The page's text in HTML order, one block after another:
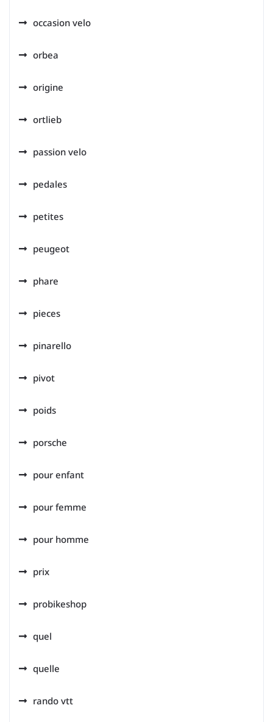
occasion velo
orbea
origine
ortlieb
passion velo
pedales
petites
peugeot
phare
pieces
pinarello
pivot
poids
porsche
pour enfant
pour femme
pour homme
prix
probikeshop
quel
quelle
rando vtt